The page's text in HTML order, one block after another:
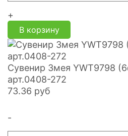
+
В корзину
Сувенир Змея YWT9798
арт.0408-272
73.36 руб
-